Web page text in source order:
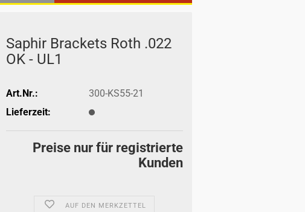
Sa­phir Bra­ckets Roth .022
OK - UL1
Art.Nr.:
300-KS55-21
Lieferzeit:
Preise nur für registrierte
Kunden
AUF DEN MERKZETTEL